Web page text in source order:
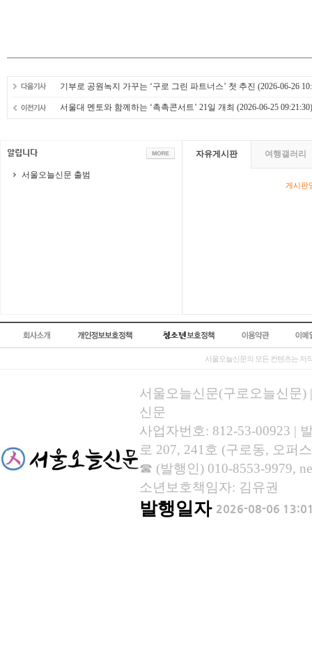
기부로 공원녹지 가꾸는 ‘구로 그린 파트너스’ 첫 추진 (2026-06-26
서울대 멘토와 함께하는 ‘촉촉콘서트’ 21일 개최 (2026-06-25 09:21:30)
서울오늘신문 출범
자유게시판 여행갤러리
게시판
서울오늘신문의 모든 컨텐츠는 저
서울오늘신문(구로오늘신문)
신문
사업자번호: 812-53-00923 |
로 207, 241호 (구로동, 오퍼
☎ (발행인) 010-8553-9979,
소년보호책임자: 김유권
발행일자